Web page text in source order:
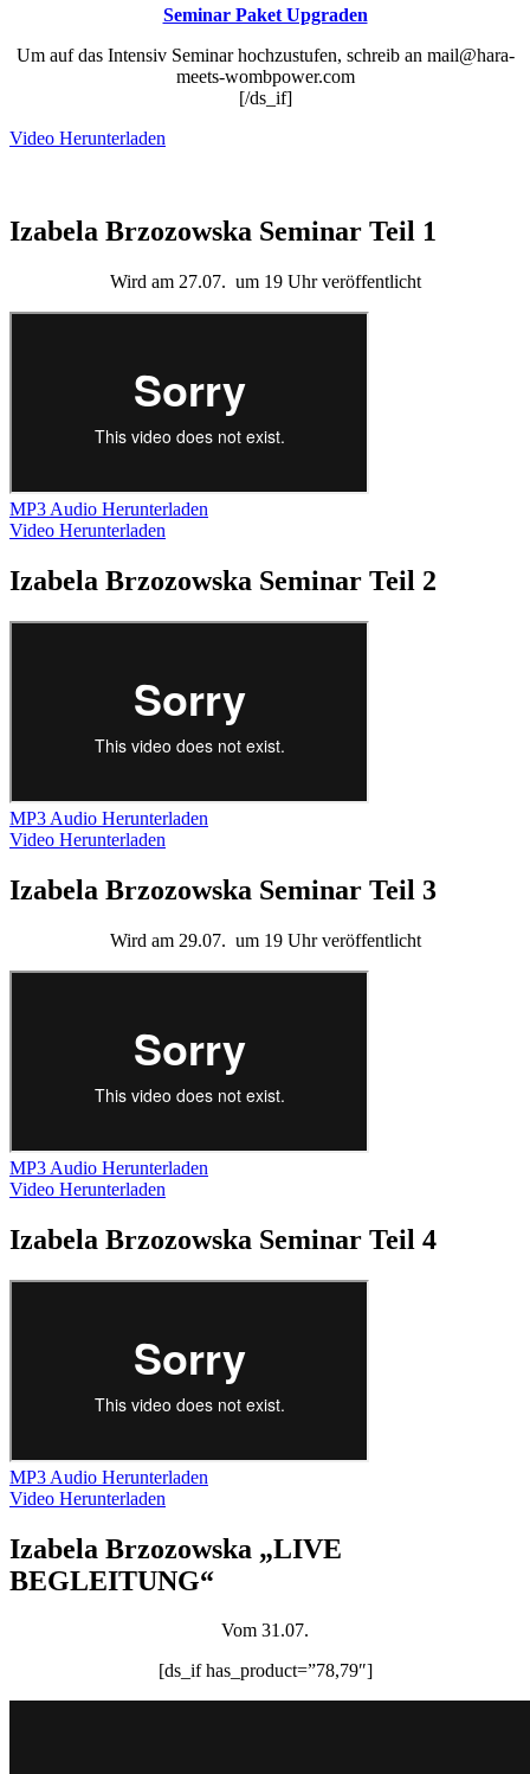
Seminar Paket Upgraden
Um auf das Intensiv Seminar hochzustufen, schreib an mail@hara-
meets-wombpower.com
[/ds_if]
Video Herunterladen
Izabela Brzozowska Seminar Teil 1
Wird am 27.07. um 19 Uhr veröffentlicht
MP3 Audio Herunterladen
Video Herunterladen
Izabela Brzozowska Seminar Teil 2
MP3 Audio Herunterladen
Video Herunterladen
Izabela Brzozowska Seminar Teil 3
Wird am 29.07. um 19 Uhr veröffentlicht
MP3 Audio Herunterladen
Video Herunterladen
Izabela Brzozowska Seminar Teil 4
MP3 Audio Herunterladen
Video Herunterladen
Izabela Brzozowska „LIVE
BEGLEITUNG“
Vom 31.07.
[ds_if has_product=”78,79″]